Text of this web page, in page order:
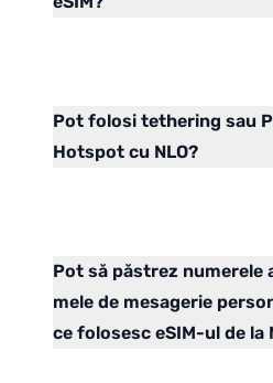
Pot folosi tethering sau
Hotspot cu NLO?
Pot să păstrez numerele
mele de mesagerie
ce folosesc eSIM-ul de la